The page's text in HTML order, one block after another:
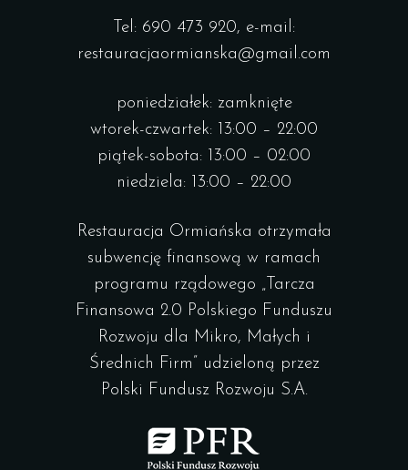
Tel: 690 473 920, e-mail:
restauracjaormianska@gmail.com
poniedziałek: zamknięte
wtorek-czwartek: 13:00 – 22:00
piątek-sobota: 13:00 – 02:00
niedziela: 13:00 – 22:00
Restauracja Ormiańska otrzymała
subwencję finansową w ramach
programu rządowego „Tarcza
Finansowa 2.0 Polskiego Funduszu
Rozwoju dla Mikro, Małych i
Średnich Firm” udzieloną przez
Polski Fundusz Rozwoju S.A.